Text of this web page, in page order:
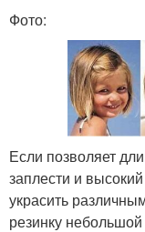
Фото:
Если позволяет
заплести и
украсить
резинку